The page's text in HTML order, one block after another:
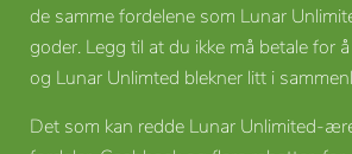
de samme fordelene som Lunar
goder. Legg til at du ikke må betale for
og Lunar Unlimted blekner litt i
Det som kan redde Lunar Unlimited-